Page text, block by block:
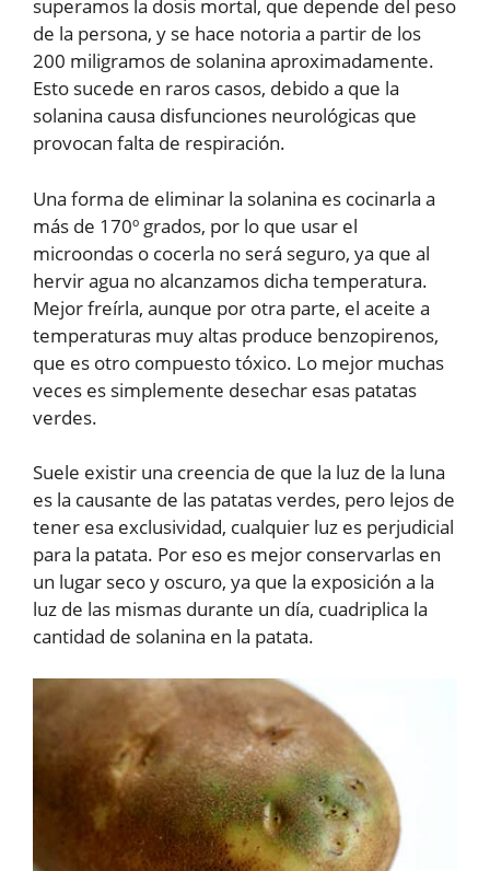
superamos la dosis mortal, que depende del peso
de la persona, y se hace notoria a partir de los
200 miligramos de solanina aproximadamente.
Esto sucede en raros casos, debido a que la
solanina causa disfunciones neurológicas que
provocan falta de respiración.
Una forma de eliminar la solanina es cocinarla a
más de 170º grados, por lo que usar el
microondas o cocerla no será seguro, ya que al
hervir agua no alcanzamos dicha temperatura.
Mejor freírla, aunque por otra parte, el aceite a
temperaturas muy altas produce benzopirenos,
que es otro compuesto tóxico. Lo mejor muchas
veces es simplemente desechar esas patatas
verdes.
Suele existir una creencia de que la luz de la luna
es la causante de las patatas verdes, pero lejos de
tener esa exclusividad, cualquier luz es perjudicial
para la patata. Por eso es mejor conservarlas en
un lugar seco y oscuro, ya que la exposición a la
luz de las mismas durante un día, cuadriplica la
cantidad de solanina en la patata.